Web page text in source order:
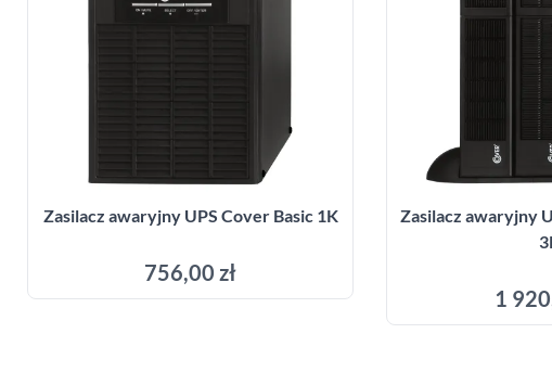
Zasilacz awaryjny UPS Cover Basic 1K
756,00 zł
Zasilacz awaryjny
1